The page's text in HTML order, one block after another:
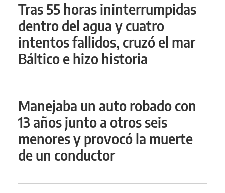
Tras 55 horas ininterrumpidas
dentro del agua y cuatro
intentos fallidos, cruzó el mar
Báltico e hizo historia
Manejaba un auto robado con
13 años junto a otros seis
menores y provocó la muerte
de un conductor